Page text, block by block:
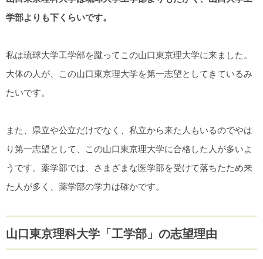
学部よりも下くらいです。
私は琉球大学工学部を蹴ってこの山口東京理大学に来ました。
大体の人が、この山口東京理大学を第一志望としてきているみ
たいです。
また、県立や公立だけでなく、私立から来た人もいるのでやは
り第一志望として、この山口東京理大学に合格した人が多いよ
うです。薬学部では、さまざまな医学部を受けて落ちたため来
た人が多く、薬学部の学力は確かです。
山口東京理科大学「工学部」の志望理由